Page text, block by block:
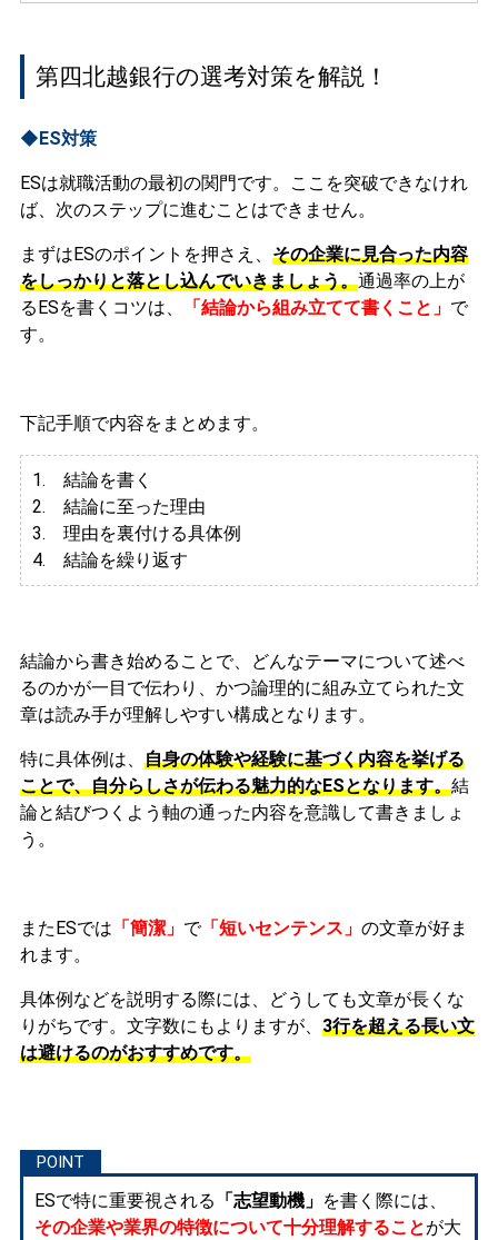
第四北越銀行の選考対策を解説！
◆ES対策
ESは就職活動の最初の関門です。ここを突破できなけれ
ば、次のステップに進むことはできません。
まずはESのポイントを押さえ、 その企業に見合った内容
をしっかりと落とし込んでいきましょう。通過率の上が
るESを書くコツは、
「結論から組み立てて書くこと」 で
す。
下記手順で内容をまとめます。
1. 結論を書く
2. 結論に至った理由
3. 理由を裏付ける具体例
4. 結論を繰り返す
結論から書き始めることで、どんなテーマについて述べ
るのかが一目で伝わり、かつ論理的に組み立てられた文
章は読み手が理解しやすい構成となります。
特に具体例は、 自身の体験や経験に基づく内容を挙げる
ことで、自分らしさが伝わる魅力的なESとなります。結
論と結びつくよう軸の通った内容を意識して書きましょ
う。
またESでは 「簡潔」 で「短いセンテンス」 の文章が好ま
れます。
具体例などを説明する際には、どうしても文章が長くな
りがちです。文字数にもよりますが、 3行を超える長い文
は避けるのがおすすめです。
ESで特に重要視される 「志望動機」 を書く際には、
その企業や業界の特徴について十分理解することが大